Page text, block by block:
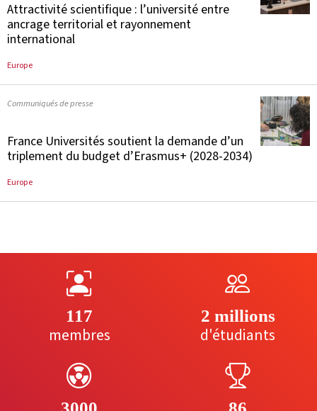
Attractivité scientifique : l’université entre
ancrage territorial et rayonnement
international
Europe
Communiqués de presse
France Universités soutient la demande d’un
triplement du budget d’Erasmus+ (2028-2034)
Europe
117
membres
2 millions
d'étudiants